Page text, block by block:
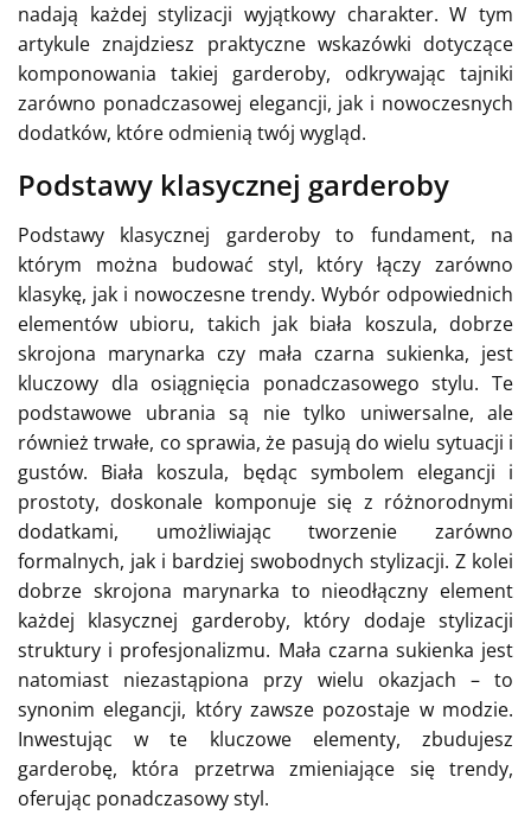
nadają każdej stylizacji wyjątkowy charakter. W tym
artykule znajdziesz praktyczne wskazówki dotyczące
komponowania takiej garderoby, odkrywając tajniki
zarówno ponadczasowej elegancji, jak i nowoczesnych
dodatków, które odmienią twój wygląd.
Podstawy klasycznej garderoby
Podstawy klasycznej garderoby to fundament, na
którym można budować styl, który łączy zarówno
klasykę, jak i nowoczesne trendy. Wybór odpowiednich
elementów ubioru, takich jak biała koszula, dobrze
skrojona marynarka czy mała czarna sukienka, jest
kluczowy dla osiągnięcia ponadczasowego stylu. Te
podstawowe ubrania są nie tylko uniwersalne, ale
również trwałe, co sprawia, że pasują do wielu sytuacji i
gustów. Biała koszula, będąc symbolem elegancji i
prostoty, doskonale komponuje się z różnorodnymi
dodatkami, umożliwiając tworzenie zarówno
formalnych, jak i bardziej swobodnych stylizacji. Z kolei
dobrze skrojona marynarka to nieodłączny element
każdej klasycznej garderoby, który dodaje stylizacji
struktury i profesjonalizmu. Mała czarna sukienka jest
natomiast niezastąpiona przy wielu okazjach – to
synonim elegancji, który zawsze pozostaje w modzie.
Inwestując w te kluczowe elementy, zbudujesz
garderobę, która przetrwa zmieniające się trendy,
oferując ponadczasowy styl.